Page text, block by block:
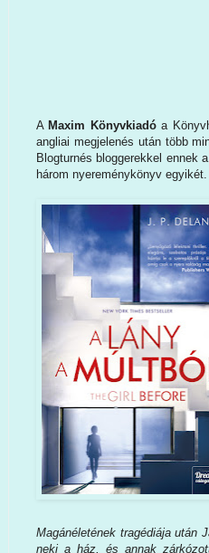
A Maxim Könyvkiadóa
angliai megjelenés után több
Blogturnés bloggerekkel ennek
három nyereménykönyv egyikét.
Magánéletének tragédiája után
neki a ház, és annak